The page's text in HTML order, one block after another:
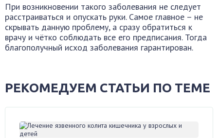
При возникновении такого заболевания не следует
расстраиваться и опускать руки. Самое главное – не
скрывать данную проблему, а сразу обратиться к
врачу и чётко соблюдать все его предписания. Тогда
благополучный исход заболевания гарантирован.
РЕКОМЕДУЕМ СТАТЬИ ПО ТЕМЕ